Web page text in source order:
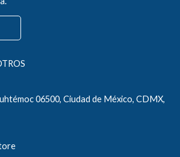
06500, Ciudad de México, CDMX,